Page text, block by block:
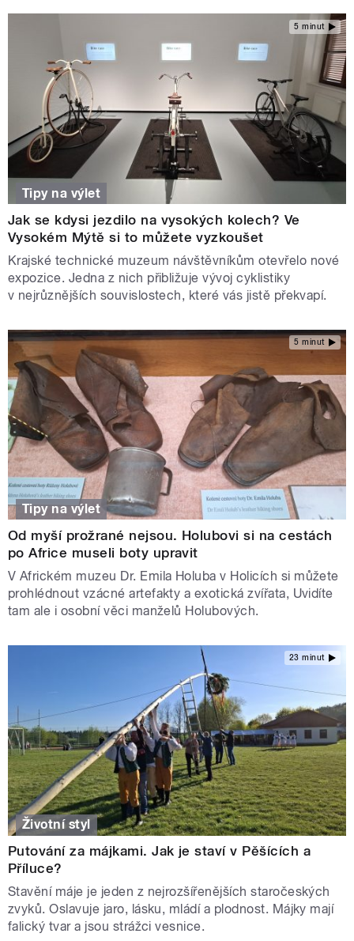
5 minut
Tipy na výlet
Jak se kdysi jezdilo na vysokých kolech? Ve
Vysokém Mýtě si to můžete vyzkoušet
Krajské technické muzeum návštěvníkům otevřelo nové
expozice. Jedna z nich přibližuje vývoj cyklistiky
v nejrůznějších souvislostech, které vás jistě překvapí.
5 minut
Tipy na výlet
Od myší prožrané nejsou. Holubovi si na cestách
po Africe museli boty upravit
V Africkém muzeu Dr. Emila Holuba v Holicích si můžete
prohlédnout vzácné artefakty a exotická zvířata, Uvidíte
tam ale i osobní věci manželů Holubových.
23 minut
Životní styl
Putování za májkami. Jak je staví v Pěšících a
Příluce?
Stavění máje je jeden z nejrozšířenějších staročeských
zvyků. Oslavuje jaro, lásku, mládí a plodnost. Májky mají
falický tvar a jsou strážci vesnice.